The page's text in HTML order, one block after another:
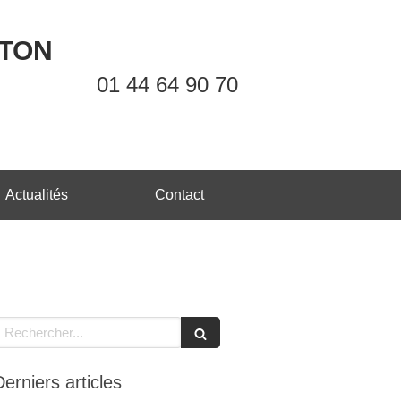
01 44 64 90 70
Actualités Contact
Rechercher
articles